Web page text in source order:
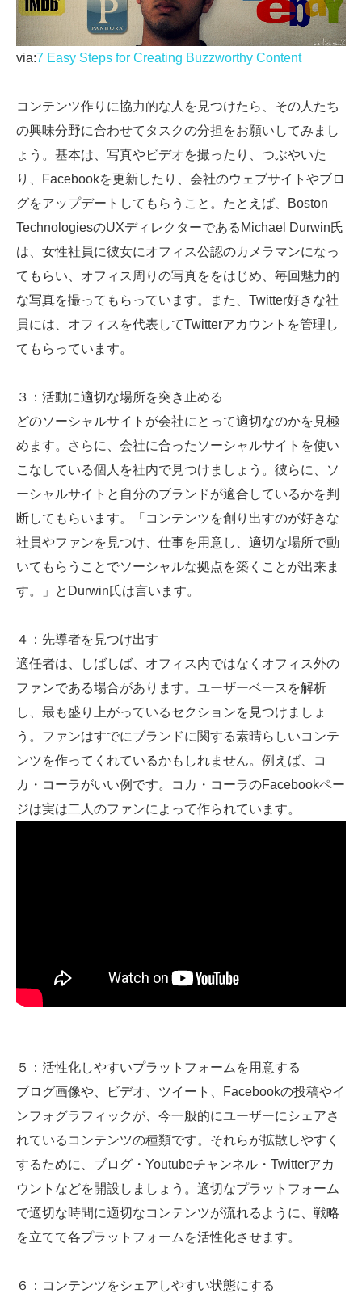
via:7 Easy Steps for Creating Buzzworthy Content
コンテンツ作りに協力的な人を見つけたら、その人たち
の興味分野に合わせてタスクの分担をお願いしてみまし
ょう。基本は、写真やビデオを撮ったり、つぶやいた
り、Facebookを更新したり、会社のウェブサイトやブロ
グをアップデートしてもらうこと。たとえば、Boston
TechnologiesのUXディレクターであるMichael Durwin氏
は、女性社員に彼女にオフィス公認のカメラマンになっ
てもらい、オフィス周りの写真ををはじめ、毎回魅力的
な写真を撮ってもらっています。また、Twitter好きな社
員には、オフィスを代表してTwitterアカウントを管理し
てもらっています。
３：活動に適切な場所を突き止める
どのソーシャルサイトが会社にとって適切なのかを見極
めます。さらに、会社に合ったソーシャルサイトを使い
こなしている個人を社内で見つけましょう。彼らに、ソ
ーシャルサイトと自分のブランドが適合しているかを判
断してもらいます。「コンテンツを創り出すのが好きな
社員やファンを見つけ、仕事を用意し、適切な場所で動
いてもらうことでソーシャルな拠点を築くことが出来ま
す。」とDurwin氏は言います。
４：先導者を見つけ出す
適任者は、しばしば、オフィス内ではなくオフィス外の
ファンである場合があります。ユーザーベースを解析
し、最も盛り上がっているセクションを見つけましょ
う。ファンはすでにブランドに関する素晴らしいコンテ
ンツを作ってくれているかもしれません。例えば、コ
カ・コーラがいい例です。コカ・コーラのFacebookペー
ジは実は二人のファンによって作られています。
５：活性化しやすいプラットフォームを用意する
ブログ画像や、ビデオ、ツイート、Facebookの投稿やイ
ンフォグラフィックが、今一般的にユーザーにシェアさ
れているコンテンツの種類です。それらが拡散しやすく
するために、ブログ・Youtubeチャンネル・Twitterアカ
ウントなどを開設しましょう。適切なプラットフォーム
で適切な時間に適切なコンテンツが流れるように、戦略
を立てて各プラットフォームを活性化させます。
６：コンテンツをシェアしやすい状態にする